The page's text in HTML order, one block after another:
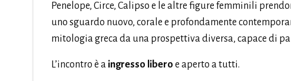
Penelope, Circe, Calipso e le altre figure femminili
uno sguardo nuovo, corale e profondamente
mitologia greca da una prospettiva diversa, capace di
L’incontro è a ingresso libero e aperto a tutti.